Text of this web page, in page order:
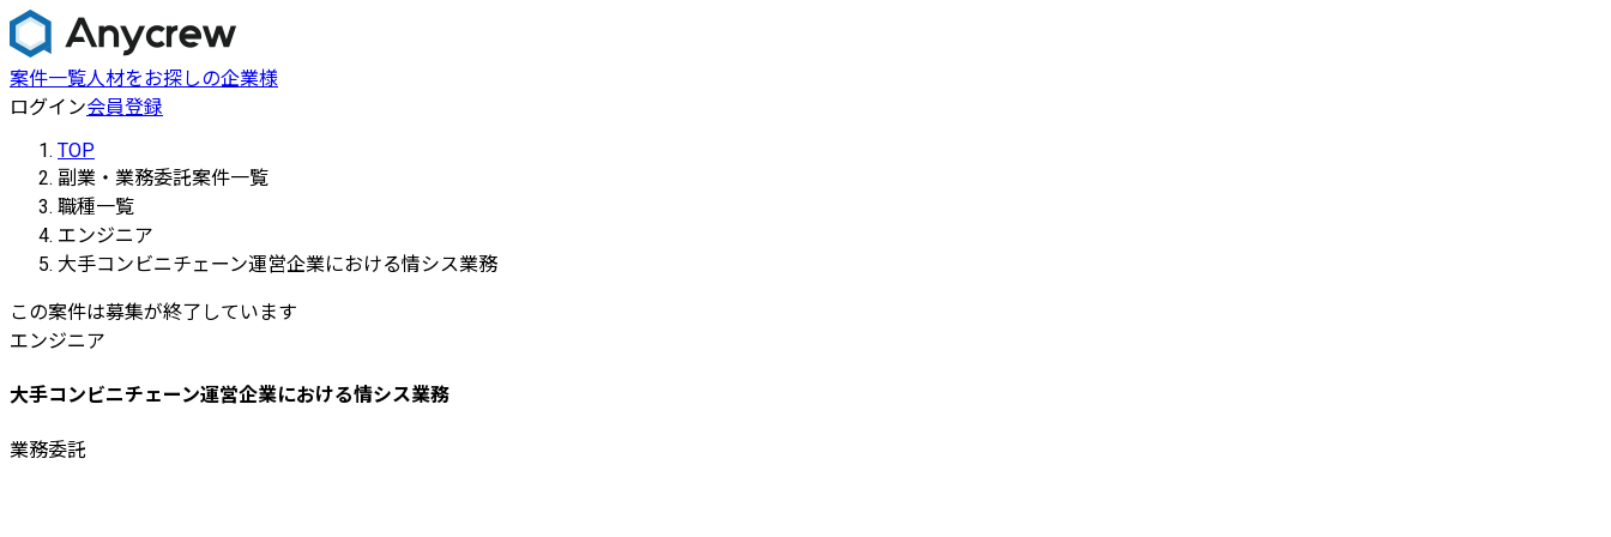
案件一覧人材をお探しの企業様
ログイン会員登録
TOP
副業・業務委託案件一覧
職種一覧
エンジニア
大手コンビニチェーン運営企業における情シス業務
この案件は募集が終了しています
エンジニア
大手コンビニチェーン運営企業における情シス業務
業務委託